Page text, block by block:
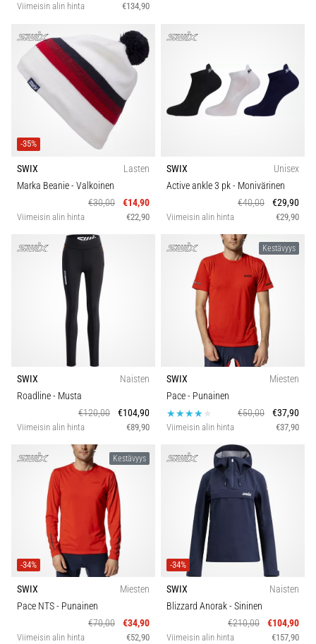
Juoksijan
polvi:
syyt,
hoito
ennaltaehkäisy
Juoksijan
eli
iliotibiaalisen
oireyhtymä
on
juoksijoiden
keskuudessa.
Näytä
artikkelit
Viimeisin alin hinta €134,90
-35%
SWIX
Lasten
Marka Beanie- Valkoinen
€30,00
€14,90
Viimeisin alin hinta €22,90
SWIX
Unisex
Active ankle 3 pk- Monivärinen
€40,00
€29,90
Viimeisin alin hinta €29,90
SWIX
Naisten
Roadline- Musta
€120,00
€104,90
Viimeisin alin hinta €89,90
Kestävyys
SWIX
Miesten
Pace- Punainen
€50,00
€37,90
Viimeisin alin hinta €37,90
Kestävyys
-34%
SWIX
Miesten
Pace NTS- Punainen
€70,00
€34,90
Viimeisin alin hinta €52,90
-34%
SWIX
Naisten
Blizzard Anorak- Sininen
€210,00
€104,90
Viimeisin alin hinta €157,90